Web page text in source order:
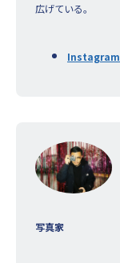
広げている。
Instagram
写真家